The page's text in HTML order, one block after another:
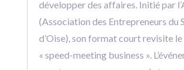
développer des affaires. Initié par
(Association des Entrepreneurs du
d’Oise), son format court revisite
« speed-meeting business ».